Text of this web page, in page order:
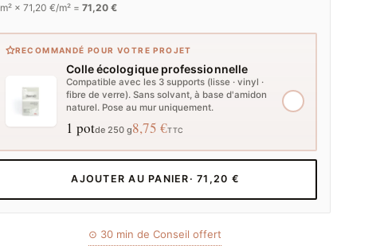
m² ×71,20 €/m² =71,20 €
RECOMMANDÉ POUR VOTRE PROJET
Colle écologique professionnelle
Compatible avec les 3 supports (lisse · vinyl ·
fibre de verre). Sans solvant, à base d'amidon
naturel. Pose au mur uniquement.
1 potde 250 g8,75 €TTC
AJOUTER AU PANIER · 71,20 €
⊙ 30 min de Conseil offert